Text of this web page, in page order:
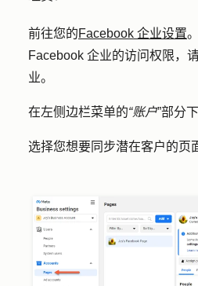
前往您的Facebook 企业设置
Facebook 企业的访问权限，
业。
在左侧边栏菜单的“账户”部分
选择您想要同步潜在客户的页